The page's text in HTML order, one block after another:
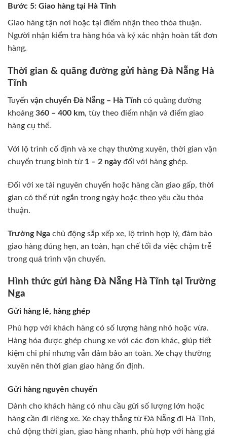
Bước 5: Giao hàng tại Hà Tĩnh
Giao hàng tận nơi hoặc tại điểm nhận theo thỏa thuận.
Người nhận kiểm tra hàng hóa và ký xác nhận hoàn tất đơn
hàng.
Thời gian & quãng đường gửi hàng Đà Nẵng Hà
Tĩnh
Tuyến vận chuyển Đà Nẵng – Hà Tĩnh có quãng đường
khoảng 360 – 400 km, tùy theo điểm nhận và điểm giao
hàng cụ thể.
Với lộ trình cố định và xe chạy thường xuyên, thời gian vận
chuyển trung bình từ 1 – 2 ngàyđối với hàng ghép.
Đối với xe tải nguyên chuyến hoặc hàng cần giao gấp, thời
gian có thể rút ngắn trong ngày hoặc theo yêu cầu thỏa
thuận.
Trường Nga chủ động sắp xếp xe, lộ trình hợp lý, đảm bảo
giao hàng đúng hẹn, an toàn, hạn chế tối đa việc chậm trễ
trong quá trình vận chuyển.
Hình thức gửi hàng Đà Nẵng Hà Tĩnh tại Trường
Nga
Gửi hàng lẻ, hàng ghép
Phù hợp với khách hàng có số lượng hàng nhỏ hoặc vừa.
Hàng hóa được ghép chung xe với các đơn khác, giúp tiết
kiệm chi phí nhưng vẫn đảm bảo an toàn. Xe chạy thường
xuyên nên thời gian giao hàng ổn định.
Gửi hàng nguyên chuyến
Dành cho khách hàng có nhu cầu gửi số lượng lớn hoặc
hàng cần đi riêng xe. Xe chạy thẳng từ Đà Nẵng đi Hà Tĩnh,
chủ động thời gian, giao hàng nhanh, phù hợp với hàng giá